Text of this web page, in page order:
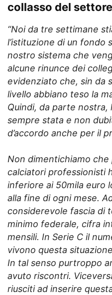
collasso del
“Noi da tre settimane
l’istituzione di un fondo
nostro sistema che
alcune rinunce dei
evidenziato che, sin da
livello abbiano teso la
Quindi, da parte nostra,
sempre stata e non
d’accordo anche per il
Non dimentichiamo che
calciatori professionisti
inferiore ai 50mila euro
alla fine di ogni mese.
considerevole fascia di
minimo federale, cifra
mensili. In Serie C il
vivono questa
In tal senso purtroppo
avuto riscontri.
riusciti ad inserire